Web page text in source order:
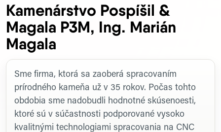
Kamenárstvo Pospíšil &
Magala P3M, Ing. Marián
Magala
Profil firmy
Sme firma, ktorá sa zaoberá spracovaním
prírodného kameňa už v 35 rokov. Počas tohto
obdobia sme nadobudli hodnotné skúsenoesti,
ktoré sú v súčastnosti podporované vysoko
kvalitnými technologiami spracovania na CNC